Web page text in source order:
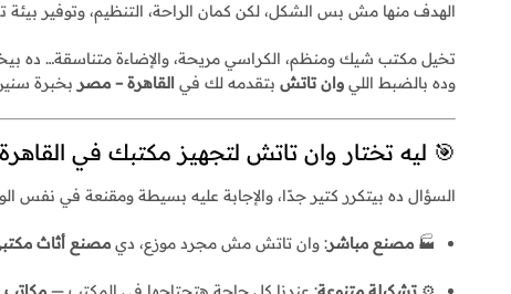
الهدف منها مش بس الشكل، لكن كمان الراحة، التنظيم، وتوفير
تخيل مكتب شيك ومنظم، الكراسي مريحة، والإضاءة متناسقة… ده
وده بالضبط اللي وان تاتش بتقدمه لك في القاهرة – مصر بخبرة
🎯 ليه تختار وان تاتش لتجهيز مكتبك في
السؤال ده بيتكرر كتير جدًا، والإجابة عليه بسيطة ومقنعة في نفس
🏭مصنع مباشر: وان تاتش مش مجرد موزع، ديمصنع أثاث